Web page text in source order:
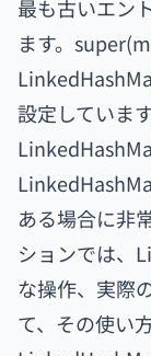
最も古いエン
ます。
設定しています
ある場合に非
ションでは、
な操作、実際
て、その使い